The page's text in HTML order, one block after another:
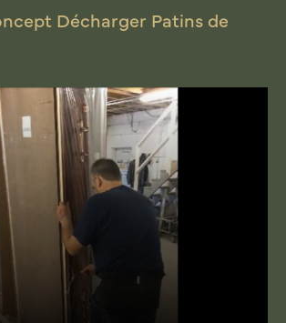
Décharger Patins de